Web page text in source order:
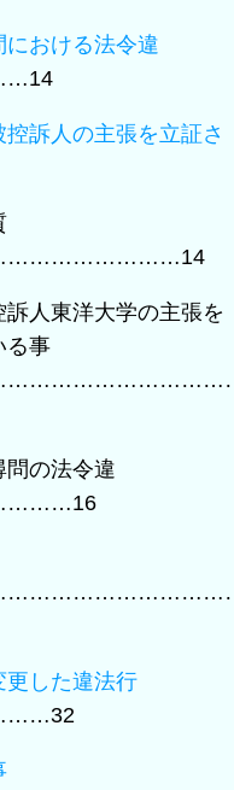
おける法令違
訴人の主張を立証さ
訴人東洋大学の主張を
る事
問の法令違
した違法行